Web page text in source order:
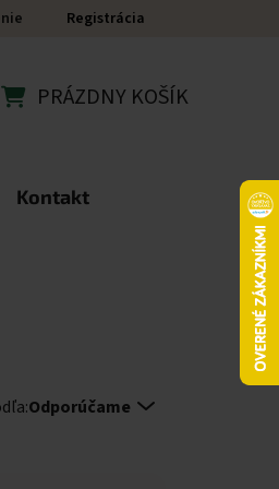
Registrácia
PRÁZDNY KOŠÍK
Kontakt
Odporúčame